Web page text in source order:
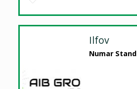
Ilfov
Numar Stand